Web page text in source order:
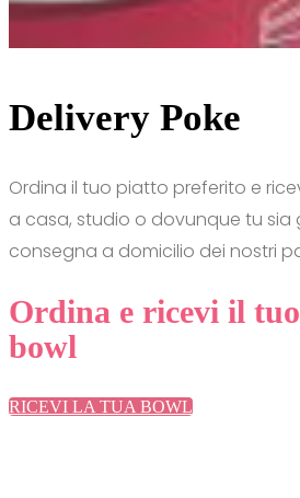
Delivery Poke
Ordina il tuo piatto preferito e
a casa, studio o dovunque tu sia
consegna a domicilio dei nostri
Ordina e ricevi il
bowl
RICEVI LA TUA BOWL